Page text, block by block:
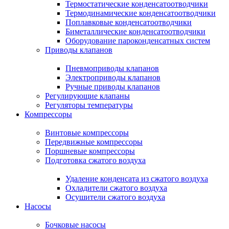
Термостатические конденсатоотводчики
Термодинамические конденсатоотводчики
Поплавковые конденсатоотводчики
Биметаллические конденсатоотводчики
Оборудование пароконденсатных систем
Приводы клапанов
Пневмоприводы клапанов
Электроприводы клапанов
Ручные приводы клапанов
Регулирующие клапаны
Регуляторы температуры
Компрессоры
Винтовые компрессоры
Передвижные компрессоры
Поршневые компрессоры
Подготовка сжатого воздуха
Удаление конденсата из сжатого воздуха
Охладители сжатого воздуха
Осушители сжатого воздуха
Насосы
Бочковые насосы